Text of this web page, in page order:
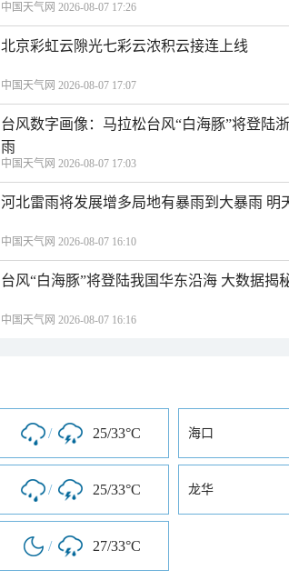
中国天气网 2026-08-07 17:26
北京彩虹云隙光七彩云浓积云接连上线
中国天气网 2026-08-07 17:07
台风数字画像：马拉松台风“白海豚”将登陆
雨
中国天气网 2026-08-07 17:03
河北雷雨将发展增多局地有暴雨到大暴雨 明
中国天气网 2026-08-07 16:10
台风“白海豚”将登陆我国华东沿海 大数据揭
中国天气网 2026-08-07 16:16
/ 25/33°C 海口
/ 25/33°C 龙华
/ 27/33°C